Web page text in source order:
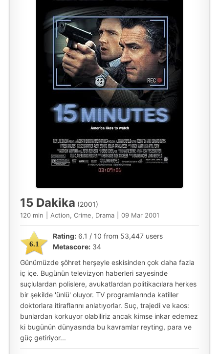
15 Dakika (2001)
120 min Action, Crime, Drama 09 Mar 2001
6.1
Rating: 6.1 / 10 from 53,447 users
Metascore: 34
Günümüzde şöhret herşeyle eskisinden çok daha fazla
iç içe. Bugünün televizyon haberleri sayesinde
suçlulardan polislere, avukatlardan politikacılara herkes
bir şekilde 'ünlü' oluyor. TV programlarında katiller
doktorlara itiraflarını anlatıyorlar. Suç, trajedi ve kaos:
bunlardan korkuyor olabiliriz ancak kimse inkar edemez
ki bugünün dünyasında bu kavramlar reyting, para ve
güç getiriyor...